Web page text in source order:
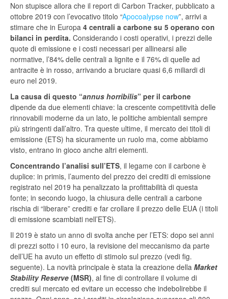
Non stupisce allora che il report di Carbon Tracker, pubblicato a
ottobre 2019 con l’evocativo titolo “Apocoalypse now”, arrivi a
stimare che in Europa 4 centrali a carbone su 5 operano con
bilanci in perdita. Considerando i costi operativi, i prezzi delle
quote di emissione e i costi necessari per allinearsi alle
normative, l’84% delle centrali a lignite e il 76% di quelle ad
antracite è in rosso, arrivando a bruciare quasi 6,6 miliardi di
euro nel 2019.
La causa di questo “annus horribilis” per il carbone
dipende da due elementi chiave: la crescente competitività delle
rinnovabili moderne da un lato, le politiche ambientali sempre
più stringenti dall’altro. Tra queste ultime, il mercato dei titoli di
emissione (ETS) ha sicuramente un ruolo ma, come abbiamo
visto, entrano in gioco anche altri elementi.
Concentrando l’analisi sull’ETS, il legame con il carbone è
duplice: in primis, l’aumento del prezzo dei crediti di emissione
registrato nel 2019 ha penalizzato la profittabilità di questa
fonte; in secondo luogo, la chiusura delle centrali a carbone
rischia di “liberare” crediti e far crollare il prezzo delle EUA (i titoli
di emissione scambiati nell’ETS).
Il 2019 è stato un anno di svolta anche per l’ETS: dopo sei anni
di prezzi sotto i 10 euro, la revisione del meccanismo da parte
dell’UE ha avuto un effetto di stimolo sul prezzo (vedi fig.
seguente). La novità principale è stata la creazione della Market
Stability Reserve (MSR), al fine di controllare il volume di
crediti sul mercato ed evitare un eccesso che indebolirebbe il